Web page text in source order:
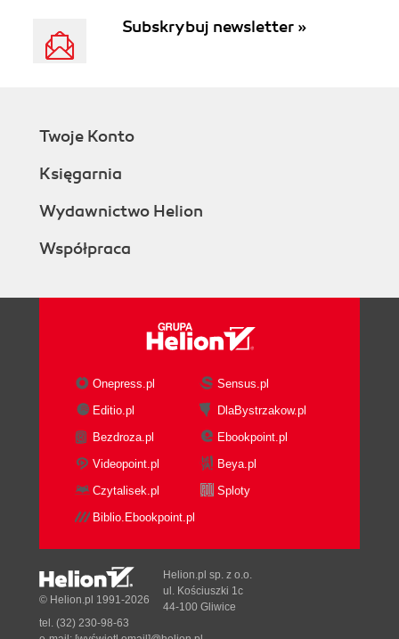
Subskrybuj newsletter »
Twoje Konto
Księgarnia
Wydawnictwo Helion
Współpraca
Onepress.pl
Sensus.pl
Editio.pl
DlaBystrzakow.pl
Bezdroza.pl
Ebookpoint.pl
Videopoint.pl
Beya.pl
Czytalisek.pl
Sploty
Biblio.Ebookpoint.pl
© Helion.pl 1991-2026
Helion.pl sp. z o.o.
ul. Kościuszki 1c
44-100 Gliwice
tel. (32) 230-98-63